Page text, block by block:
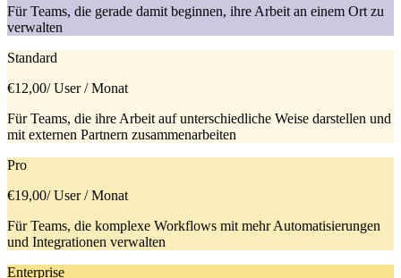
Für Teams, die gerade damit beginnen, ihre Arbeit an einem Ort zu
verwalten
Standard
€12,00/ User / Monat
Für Teams, die ihre Arbeit auf unterschiedliche Weise darstellen und
mit externen Partnern zusammenarbeiten
Pro
€19,00/ User / Monat
Für Teams, die komplexe Workflows mit mehr Automatisierungen
und Integrationen verwalten
Enterprise